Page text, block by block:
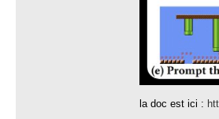
la doc est ici :